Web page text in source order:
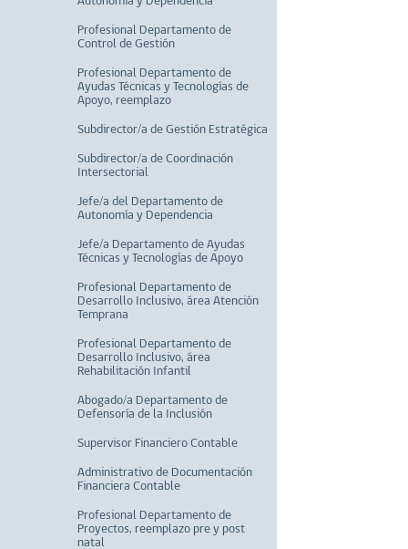
Profesional Departamento de
Control de Gestión
Profesional Departamento de
Ayudas Técnicas y Tecnologías de
Apoyo, reemplazo
Subdirector/a de Gestión Estratégica
Subdirector/a de Coordinación
Intersectorial
Jefe/a del Departamento de
Autonomía y Dependencia
Jefe/a Departamento de Ayudas
Técnicas y Tecnologías de Apoyo
Profesional Departamento de
Desarrollo Inclusivo, área Atención
Temprana
Profesional Departamento de
Desarrollo Inclusivo, área
Rehabilitación Infantil
Abogado/a Departamento de
Defensoría de la Inclusión
Supervisor Financiero Contable
Administrativo de Documentación
Financiera Contable
Profesional Departamento de
Proyectos, reemplazo pre y post
natal